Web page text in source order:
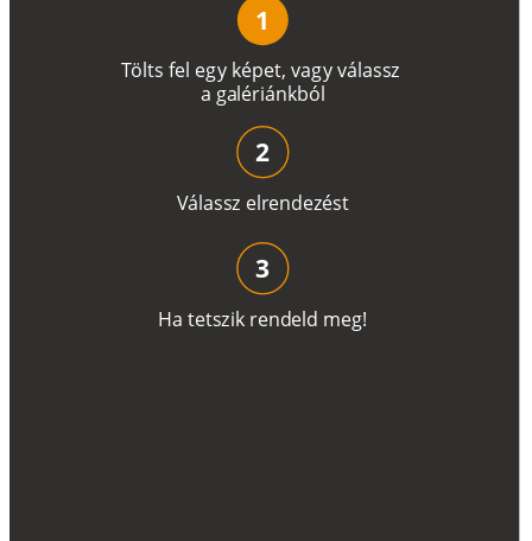
Tölts fel egy képet, vagyválassz
a galériánkból
1
Válassz elrendezést
2
Ha tetszik rendeld meg!
3